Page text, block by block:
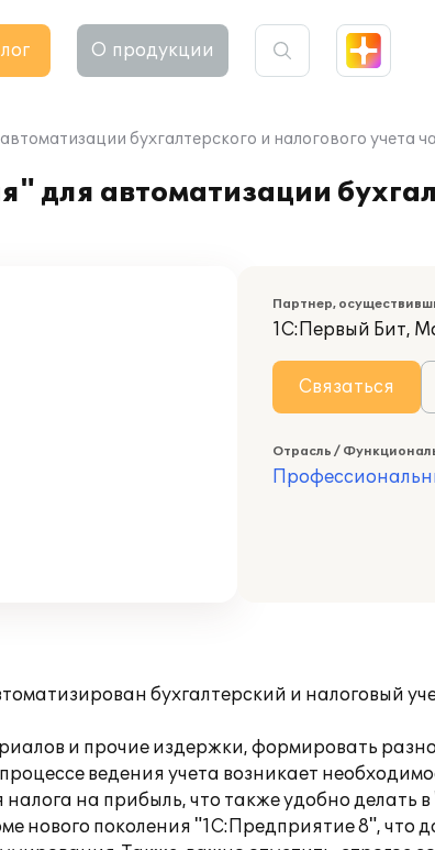
О продукции
бухгалтерского и налогового учета
для автоматизации
Партнер,
1С:Первый Бит,
Связаться
Отрасль /
бухгалтерский и налоговый
и прочие издержки, формировать
ведения учета возникает
на прибыль, что также удобно делать в
нового поколения "1С:Предприятие 8", что